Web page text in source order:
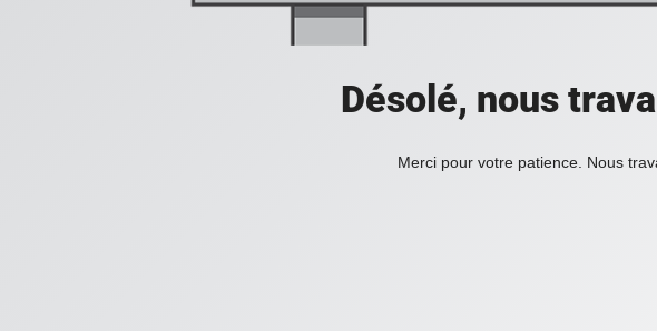
Désolé, nous
Merci pour votre patience. Nous